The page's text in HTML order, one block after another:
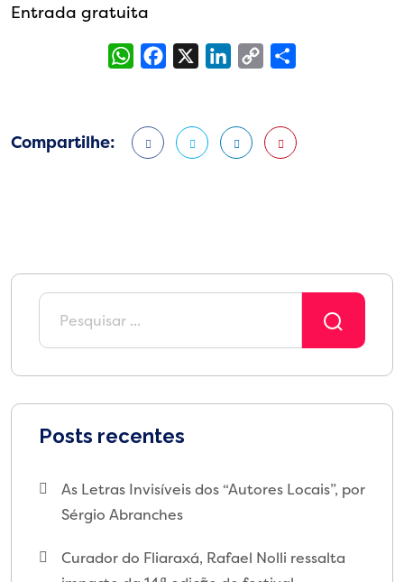
Entrada gratuita
WhatsAppFacebook LinkedIn
Copy
Compartilhe:
Posts recentes
As Letras Invisíveis dos “Autores Locais”, por
Sérgio Abranches
Curador do Fliaraxá, Rafael Nolli ressalta